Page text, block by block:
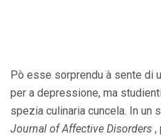
Pò esse sorprendu à sente di
per a depressione, ma
spezia culinaria cuncela. In un
Journal of Affective Disorders ,